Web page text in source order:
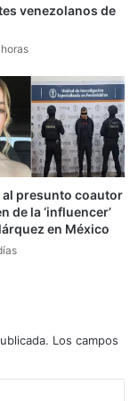
venezolanos de
al presunto coautor
de la ‘influencer’
en México
Los campos